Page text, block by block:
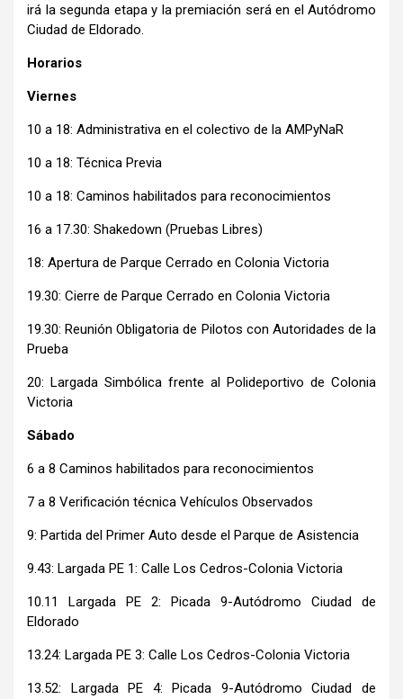
irá la segunda etapa y la premiación será en el Autódromo
Ciudad de Eldorado.
Horarios
Viernes
10 a 18: Administrativa en el colectivo de la AMPyNaR
10 a 18: Técnica Previa
10 a 18: Caminos habilitados para reconocimientos
16 a 17.30: Shakedown (Pruebas Libres)
18: Apertura de Parque Cerrado en Colonia Victoria
19.30: Cierre de Parque Cerrado en Colonia Victoria
19.30: Reunión Obligatoria de Pilotos con Autoridades de la
Prueba
20: Largada Simbólica frente al Polideportivo de Colonia
Victoria
Sábado
6 a 8 Caminos habilitados para reconocimientos
7 a 8 Verificación técnica Vehículos Observados
9: Partida del Primer Auto desde el Parque de Asistencia
9.43: Largada PE 1: Calle Los Cedros-Colonia Victoria
10.11 Largada PE 2: Picada 9-Autódromo Ciudad de
Eldorado
13.24: Largada PE 3: Calle Los Cedros-Colonia Victoria
13.52: Largada PE 4: Picada 9-Autódromo Ciudad de